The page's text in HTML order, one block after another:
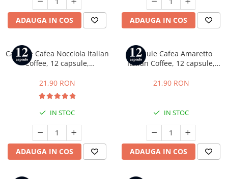
ADAUGA IN COS ADAUGA IN COS
Capsule Cafea Nocciola Italian
Coffee, 12 capsule,
Cafissimo, Caffitaly si Beanz
21,90 RON
IN STOC
ADAUGA IN COS
Capsule Cafea Amaretto
Italian Coffee, 12 capsule,
Cafissimo, Caffitaly si Beanz
21,90 RON
IN STOC
ADAUGA IN COS